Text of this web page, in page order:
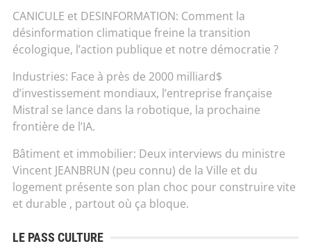
CANICULE et DESINFORMATION: Comment la
désinformation climatique freine la transition
écologique, l’action publique et notre démocratie ?
Industries: Face à près de 2000 milliard$
d’investissement mondiaux, l’entreprise française
Mistral se lance dans la robotique, la prochaine
frontière de l’IA.
Bâtiment et immobilier: Deux interviews du ministre
Vincent JEANBRUN (peu connu) de la Ville et du
logement présente son plan choc pour construire vite
et durable , partout où ça bloque.
LE PASS CULTURE